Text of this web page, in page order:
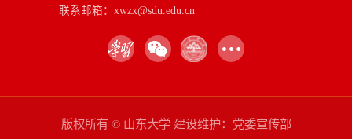
联系邮箱：xwzx@sdu.edu.cn
版权所有 © 山东大学 建设维护：党委宣传部